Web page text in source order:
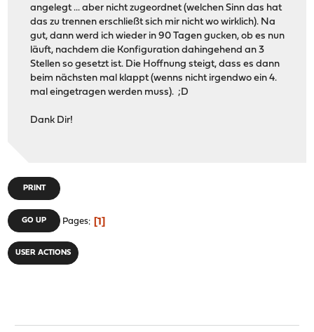
angelegt ... aber nicht zugeordnet (welchen Sinn das hat
das zu trennen erschließt sich mir nicht wo wirklich). Na
gut, dann werd ich wieder in 90 Tagen gucken, ob es nun
läuft, nachdem die Konfiguration dahingehend an 3
Stellen so gesetzt ist. Die Hoffnung steigt, dass es dann
beim nächsten mal klappt (wenns nicht irgendwo ein 4.
mal eingetragen werden muss). ;D
Dank Dir!
PRINT
GO UP Pages 1
USER ACTIONS